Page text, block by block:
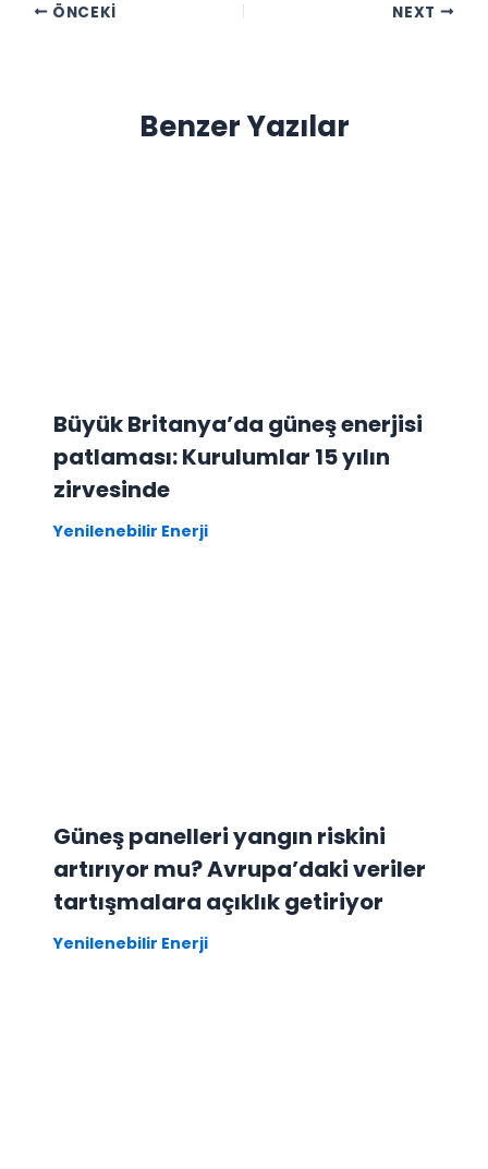
ÖNCEKI NEXT
Benzer Yazılar
Büyük Britanya’da güneş enerjisi
patlaması: Kurulumlar 15 yılın
zirvesinde
Yenilenebilir Enerji
Güneş panelleri yangın riskini
artırıyor mu? Avrupa’daki veriler
tartışmalara açıklık getiriyor
Yenilenebilir Enerji